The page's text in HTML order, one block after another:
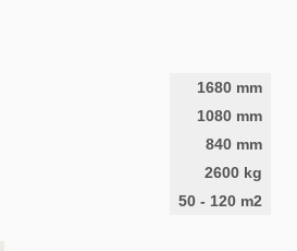
1680 mm
1080 mm
840 mm
2600 kg
50 - 120 m2